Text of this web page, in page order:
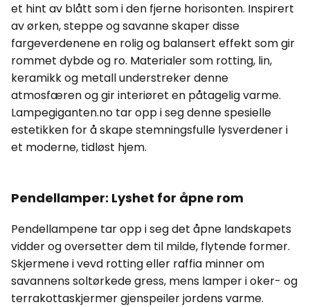
et hint av blått som i den fjerne horisonten. Inspirert
av ørken, steppe og savanne skaper disse
fargeverdenene en rolig og balansert effekt som gir
rommet dybde og ro. Materialer som rotting, lin,
keramikk og metall understreker denne
atmosfæren og gir interiøret en påtagelig varme.
Lampegiganten.no tar opp i seg denne spesielle
estetikken for å skape stemningsfulle lysverdener i
et moderne, tidløst hjem.
Pendellamper: Lyshet for åpne rom
Pendellampene tar opp i seg det åpne landskapets
vidder og oversetter dem til milde, flytende former.
Skjermene i vevd rotting eller raffia minner om
savannens soltørkede gress, mens lamper i oker- og
terrakottaskjermer gjenspeiler jordens varme.